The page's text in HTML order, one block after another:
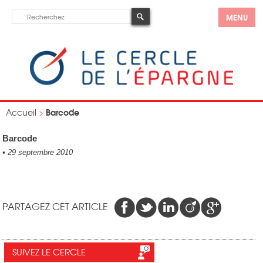
MENU
Accueil > Barcode
Barcode
• 29 septembre 2010
PARTAGEZ CET ARTICLE
SUIVEZ LE CERCLE